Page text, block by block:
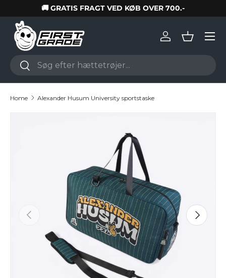
Skip to content
🚚 GRATIS FRAGT VED KØB OVER 700.-
Search
Search
Log inBasket
Home Alexander Husum University sportstaske
Skip to product information
Previous Next